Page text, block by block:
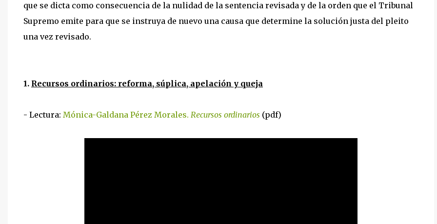
que se dicta como consecuencia de la nulidad de la sentencia revisada y de la orden que el Tribunal
Supremo emite para que se instruya de nuevo una causa que determine la solución justa del pleito
una vez revisado.
1. Recursos ordinarios: reforma, súplica, apelación y queja
- Lectura: Mónica-Galdana Pérez Morales. Recursos ordinarios (pdf)